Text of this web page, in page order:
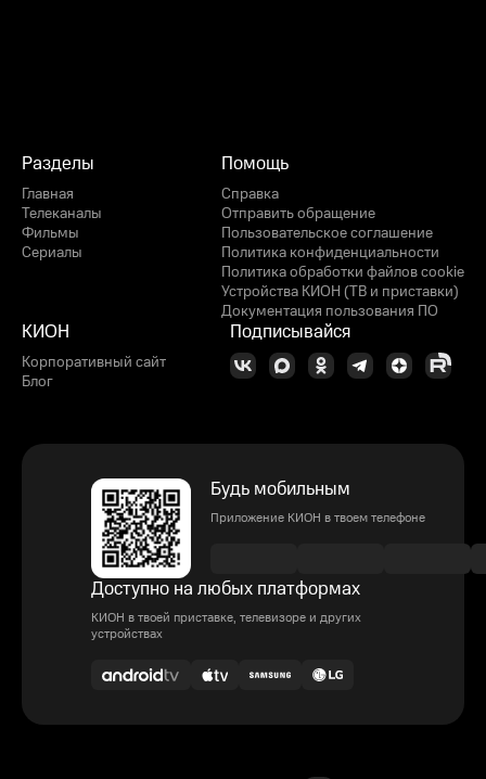
Разделы
Главная
Телеканалы
Фильмы
Сериалы
Помощь
Справка
Отправить обращение
Пользовательское соглашение
Политика конфиденциальности
Политика обработки файлов cookie
Устройства КИОН (ТВ и приставки)
Документация пользования ПО
КИОН
Корпоративный сайт
Блог
Подписывайся
Будь мобильным
Приложение КИОН в твоем телефоне
Доступно на любых платформах
КИОН в твоей приставке, телевизоре и других
устройствах